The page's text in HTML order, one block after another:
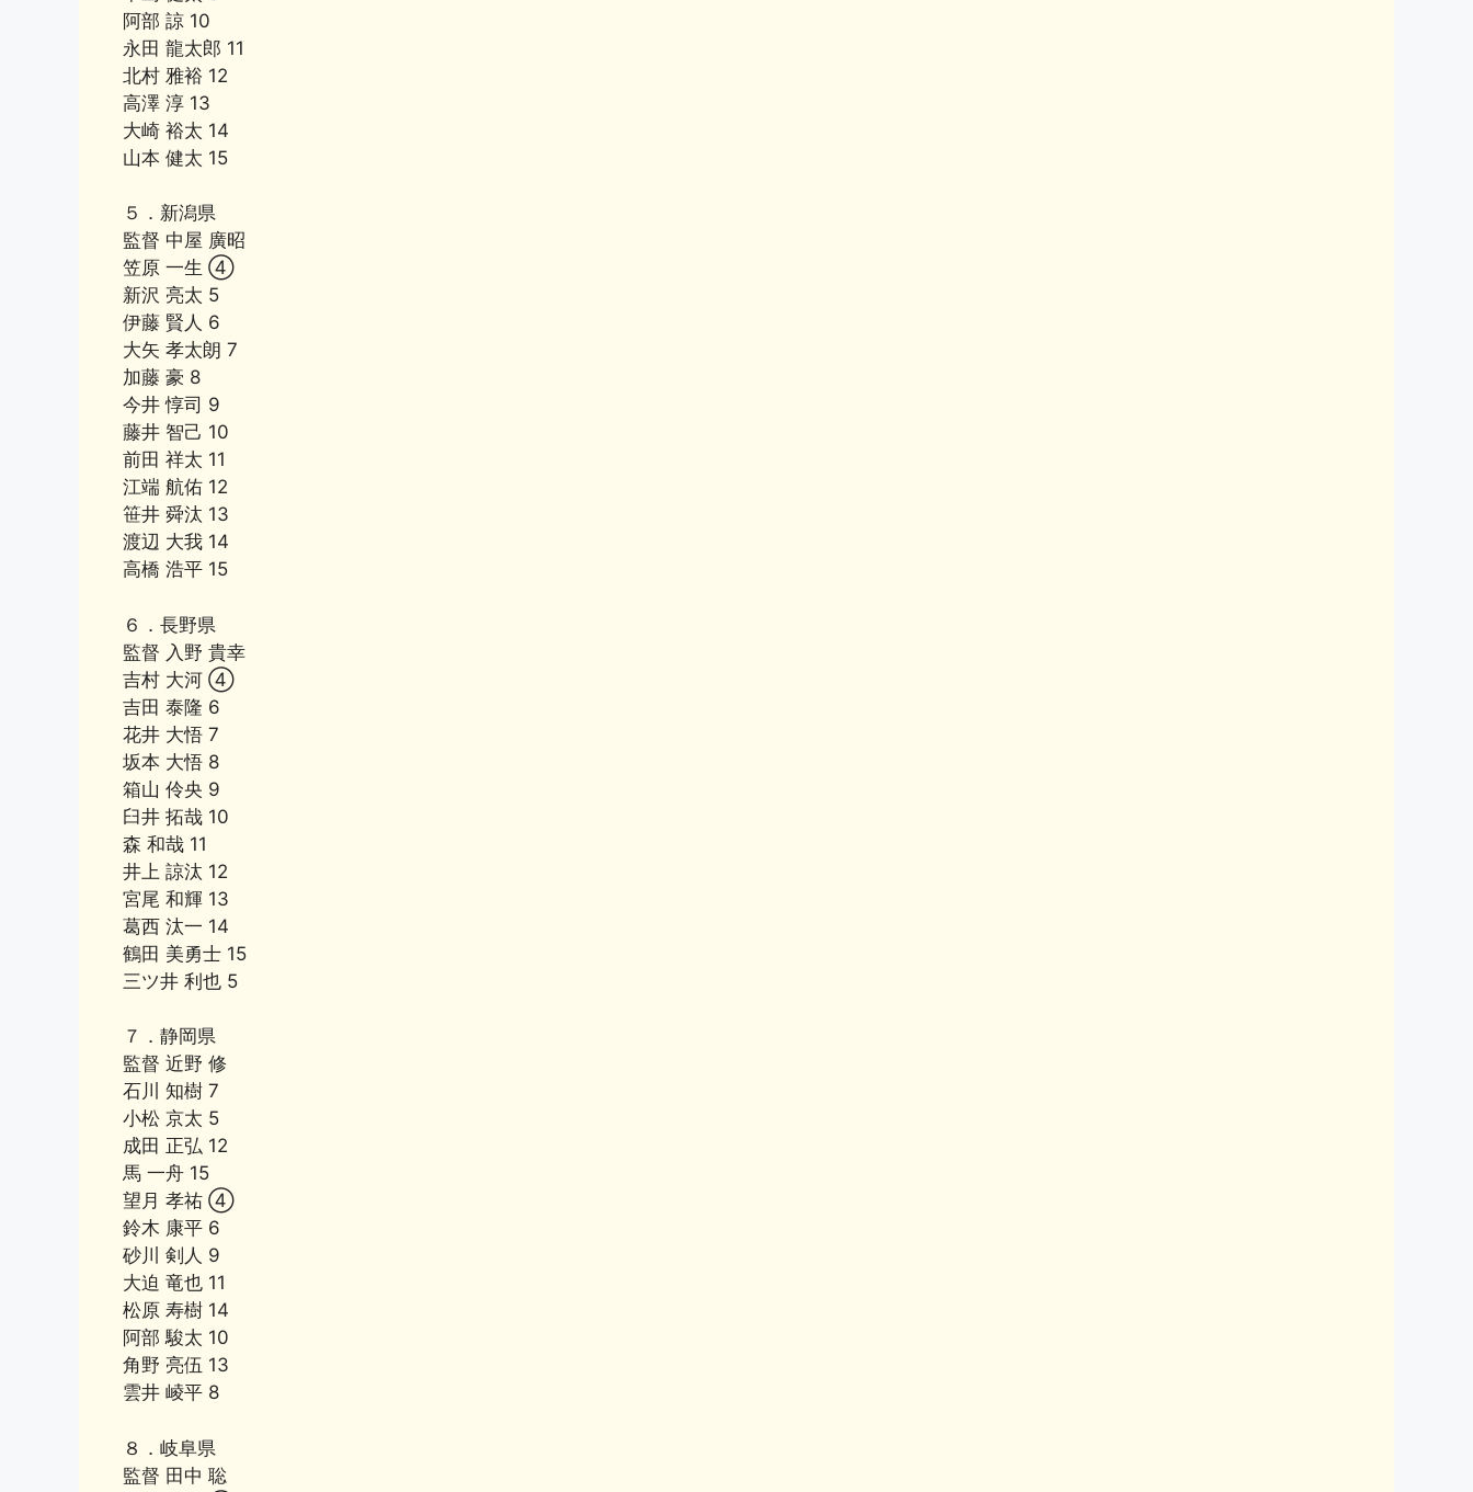
阿部 諒 10
永田 龍太郎 11
北村 雅裕 12
高澤 淳 13
大崎 裕太 14
山本 健太 15
５．新潟県
監督 中屋 廣昭
笠原 一生 ④
新沢 亮太 5
伊藤 賢人 6
大矢 孝太朗 7
加藤 豪 8
今井 惇司 9
藤井 智己 10
前田 祥太 11
江端 航佑 12
笹井 舜汰 13
渡辺 大我 14
高橋 浩平 15
６．長野県
監督 入野 貴幸
吉村 大河 ④
吉田 泰隆 6
花井 大悟 7
坂本 大悟 8
箱山 伶央 9
臼井 拓哉 10
森 和哉 11
井上 諒汰 12
宮尾 和輝 13
葛西 汰一 14
鶴田 美勇士 15
三ツ井 利也 5
７．静岡県
監督 近野 修
石川 知樹 7
小松 京太 5
成田 正弘 12
馬 一舟 15
望月 孝祐 ④
鈴木 康平 6
砂川 剣人 9
大迫 竜也 11
松原 寿樹 14
阿部 駿太 10
角野 亮伍 13
雲井 崚平 8
８．岐阜県
監督 田中 聡